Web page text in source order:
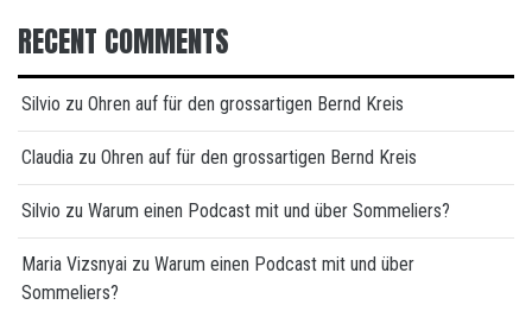
RECENT COMMENTS
Silvio zu Ohren auf für den grossartigen Bernd Kreis
Claudia zu Ohren auf für den grossartigen Bernd Kreis
Silvio zu Warum einen Podcast mit und über Sommeliers?
Maria Vizsnyai zu Warum einen Podcast mit und über
Sommeliers?